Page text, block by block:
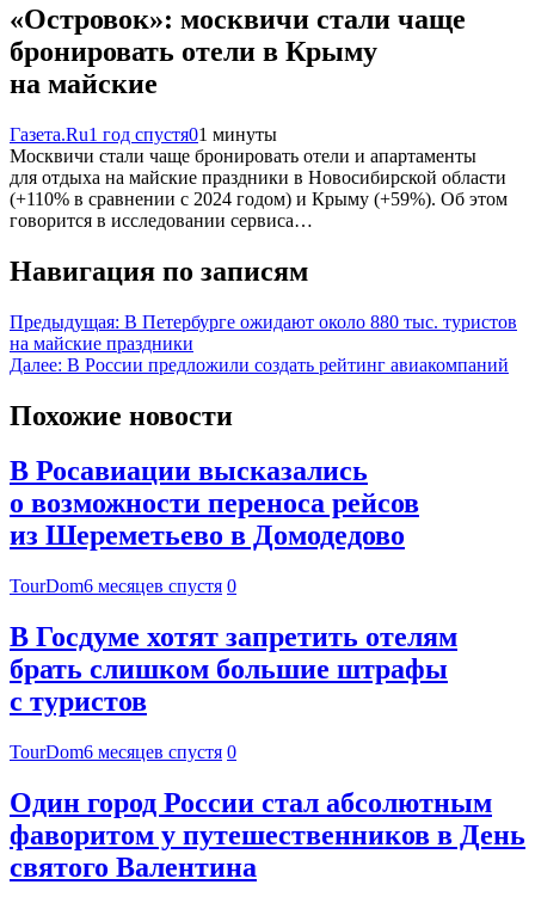
«Островок»: москвичи стали чаще
бронировать отели в Крыму
на майские
Газета.Ru1 год спустя01 минуты
Москвичи стали чаще бронировать отели и апартаменты
для отдыха на майские праздники в Новосибирской области
(+110% в сравнении с 2024 годом) и Крыму (+59%). Об этом
говорится в исследовании сервиса…
Навигация по записям
Предыдущая: В Петербурге ожидают около 880 тыс. туристов
на майские праздники
Далее: В России предложили создать рейтинг авиакомпаний
Похожие новости
В Росавиации высказались
о возможности переноса рейсов
из Шереметьево в Домодедово
TourDom6 месяцев спустя 0
В Госдуме хотят запретить отелям
брать слишком большие штрафы
с туристов
TourDom6 месяцев спустя 0
Один город России стал абсолютным
фаворитом у путешественников в День
святого Валентина